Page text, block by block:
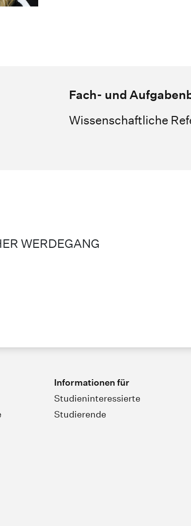
Fach- und
Wissenschaftliche
WERDEGANG
Informationen für
Studieninteressierte
Studierende